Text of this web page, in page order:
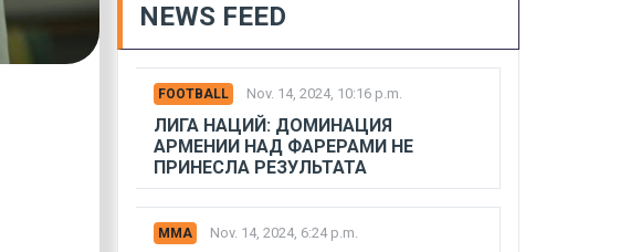
NEWS FEED
FOOTBALL Nov. 14, 2024, 10:16 p.m.
ЛИГА НАЦИЙ: ДОМИНАЦИЯ
АРМЕНИИ НАД ФАРЕРАМИ НЕ
ПРИНЕСЛА РЕЗУЛЬТАТА
MMA Nov. 14, 2024, 6:24 p.m.